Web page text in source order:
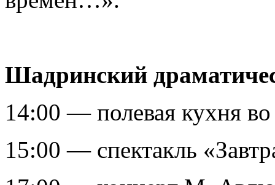
Шадринский
14:00 — полевая кухня
15:00 — спектакль